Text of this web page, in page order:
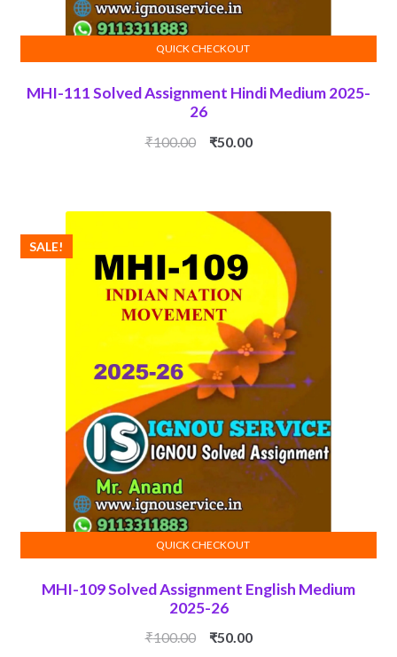
MHI-111 Solved Assignment Hindi Medium 2025-
26
₹100.00
Original
₹50.00Current
ADD TO CART
QUICK CHECKOUT
MHI-109 Solved Assignment English Medium
2025-26
SALE!
₹100.00
Original
₹50.00Current
ADD TO CART
QUICK CHECKOUT